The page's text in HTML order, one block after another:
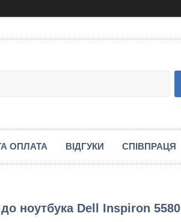
ОПЛАТА ВІДГУКИ СПІВПРАЦЯ
ноутбука Dell Inspiron 5580